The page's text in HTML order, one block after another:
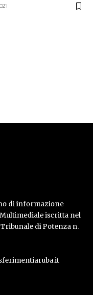
di informazione
iscritta nel
di Potenza n.